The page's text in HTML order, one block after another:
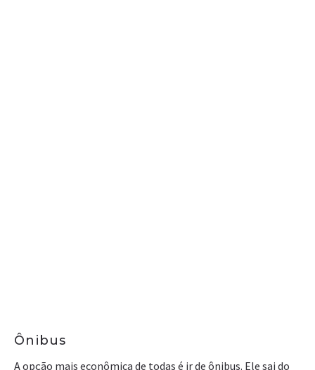
Ônibus
A opção mais econômica de todas é ir de ônibus. Ele sai do